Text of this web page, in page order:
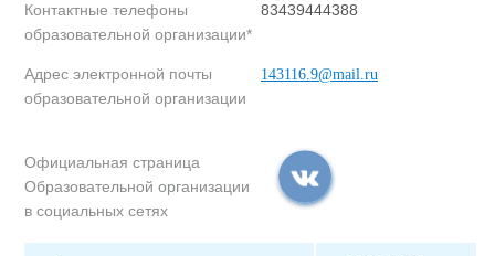
Контактные телефоны
образовательной организации*
83439444388
Адрес электронной почты
образовательной организации
143116.9@mail.ru
Официальная страница
Образовательной организации
в социальных сетях